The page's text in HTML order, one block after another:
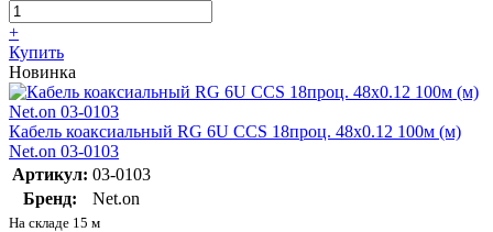
+
Купить
Новинка
Кабель коаксиальный RG 6U CCS 18проц. 48х0.12 100м (м)
Net.on 03-0103
Артикул: 03-0103
Бренд:
Net.on
На складе 15 м